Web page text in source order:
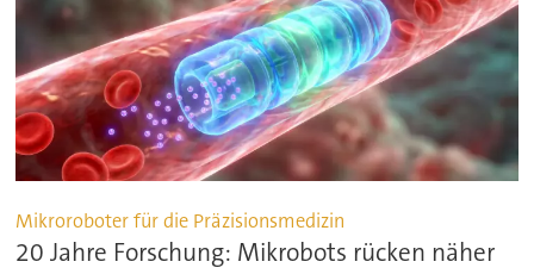
Mikroroboter für die Präzisionsmedizin
20 Jahre Forschung: Mikrobots rücken näher